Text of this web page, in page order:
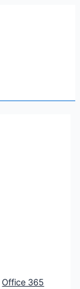
Office 365